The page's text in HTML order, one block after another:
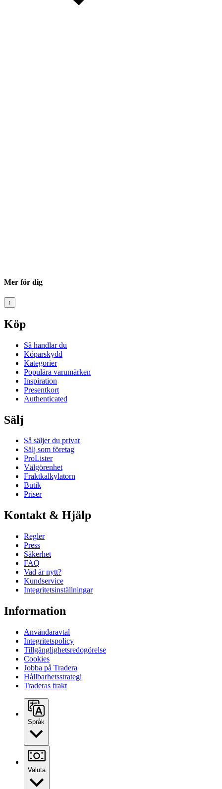
Mer för dig
↑
Köp
Så handlar du
Köparskydd
Kategorier
Populära varumärken
Inspiration
Presentkort
Authenticated
Sälj
Så säljer du privat
Sälj som företag
ProLister
Välgörenhet
Fraktkalkylatorn
Butik
Priser
Kontakt & Hjälp
Regler
Press
Säkerhet
FAQ
Vad är nytt?
Kundservice
Integritetsinställningar
Information
Användaravtal
Integritetspolicy
Tillgänglighetsredogörelse
Cookies
Jobba på Tradera
Hållbarhetsstrategi
Traderas frakt
Språk
Valuta